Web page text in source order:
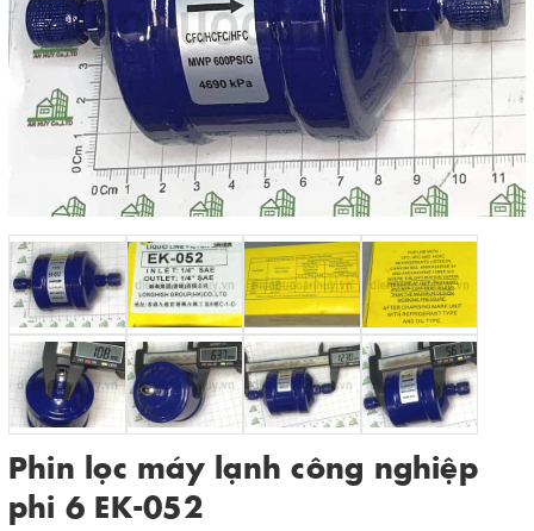
Phin lọc máy lạnh công nghiệp
phi 6 EK-052